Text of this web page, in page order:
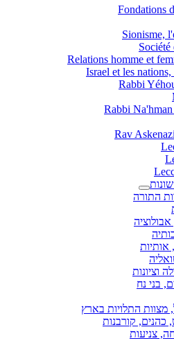
Fondations
Sionisme,
Relations homme et
Israel et les
Rabbi
Rabbi
התורה
אותיות
וציונות
בני נח
התלויות בארץ
קורבנות
צניעות